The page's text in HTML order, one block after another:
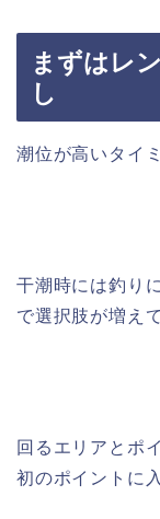
まずはレ
し
潮位が高いタイ
干潮時には釣り
で選択肢が増え
回るエリアとポ
初のポイントに入